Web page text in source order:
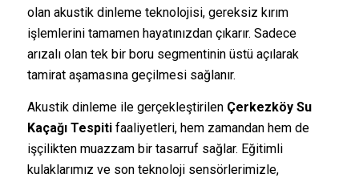
olan akustik dinleme teknolojisi, gereksiz kırım
işlemlerini tamamen hayatınızdan çıkarır. Sadece
arızalı olan tek bir boru segmentinin üstü açılarak
tamirat aşamasına geçilmesi sağlanır.
Akustik dinleme ile gerçekleştirilen Çerkezköy Su
Kaçağı Tespitifaaliyetleri, hem zamandan hem de
işçilikten muazzam bir tasarruf sağlar. Eğitimli
kulaklarımız ve son teknoloji sensörlerimizle,